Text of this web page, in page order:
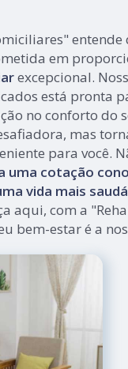
entende
em
excepcional.
está pronta
no conforto do
mas
para você.
uma cotação
vida mais
aqui, com a
bem-estar é a